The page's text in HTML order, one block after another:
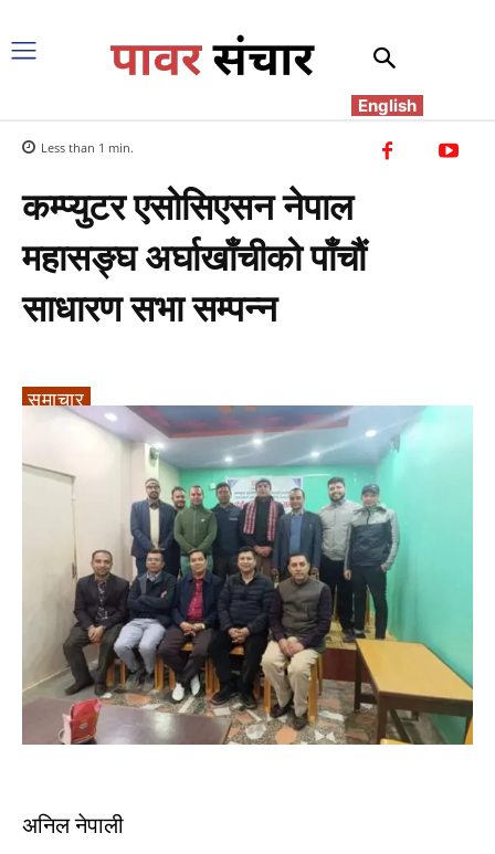
English
Less than 1 min.
कम्प्युटर एसोसिएसन नेपाल
महासङ्घ अर्घाखाँचीको पाँचौं
साधारण सभा सम्पन्न
समाचार
अनिल नेपाली